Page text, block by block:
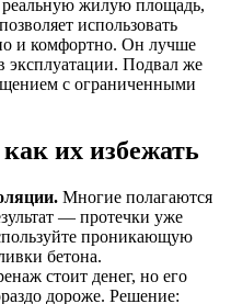
жилую площадь,
использовать
и комфортно. Он лучше
эксплуатации. Подвал же
с ограниченными
их избежать
Многие полагаются
— протечки уже
проникающую
бетона.
стоит денег, но его
дороже. Решение: